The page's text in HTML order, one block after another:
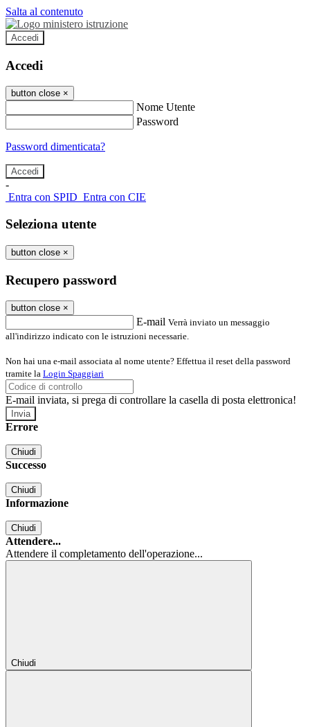
Salta al contenuto
Accedi
Accedi
button close ×
Nome Utente
Password
Password dimenticata?
-
Entra con SPID Entra con CIE
Seleziona utente
button close ×
Recupero password
button close ×
E-mail Verrà inviato un messaggio
all'indirizzo indicato con le istruzioni necessarie.
Non hai una e-mail associata al nome utente? Effettua il reset della password
tramite la Login Spaggiari
E-mail inviata, si prega di controllare la casella di posta elettronica!
Errore
Chiudi
Successo
Chiudi
Informazione
Chiudi
Attendere...
Attendere il completamento dell'operazione...
Chiudi